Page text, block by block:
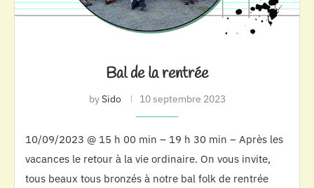
Bal de la rentrée
bySido 10 septembre 2023
10/09/2023 @ 15 h 00 min – 19 h 30 min – Après les
vacances le retour à la vie ordinaire. On vous invite,
tous beaux tous bronzés à notre bal folk de rentrée